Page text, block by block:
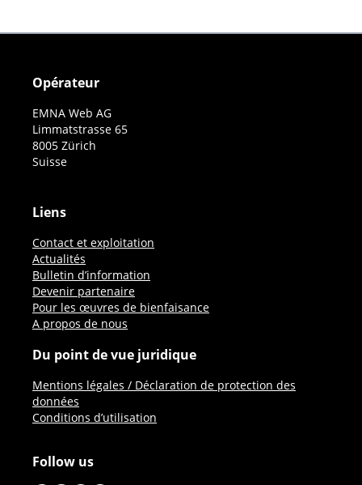
Opérateur
EMNA Web AG
Limmatstrasse 65
8005 Zürich
Suisse
Liens
Contact et exploitation
Actualités
Bulletin d’information
Devenir partenaire
Pour les œuvres de bienfaisance
A propos de nous
Du point de vue juridique
Mentions légales / Déclaration de protection des
données
Conditions d’utilisation
Follow us